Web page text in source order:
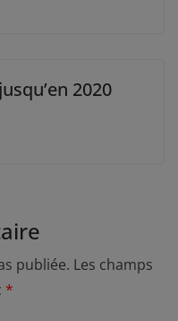
2020
publiée. Les champs
*